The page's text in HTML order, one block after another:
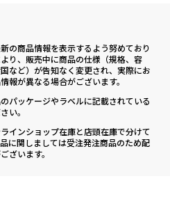
の商品情報を表示するよう努めており
り、販売中に商品の仕様（規格、容
など）が告知なく変更され、実際にお
報が異なる場合がございます。
パッケージやラベルに記載されている
い。
インショップ在庫と店頭在庫で分けて
に関しましては受注発注商品のため配
ざいます。